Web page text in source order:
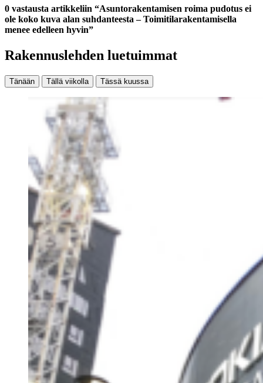
0 vastausta artikkeliin “Asuntorakentamisen roima pudotus ei
ole koko kuva alan suhdanteesta – Toimitilarakentamisella
menee edelleen hyvin”
Rakennuslehden luetuimmat
Tänään Tällä viikolla Tässä kuussa